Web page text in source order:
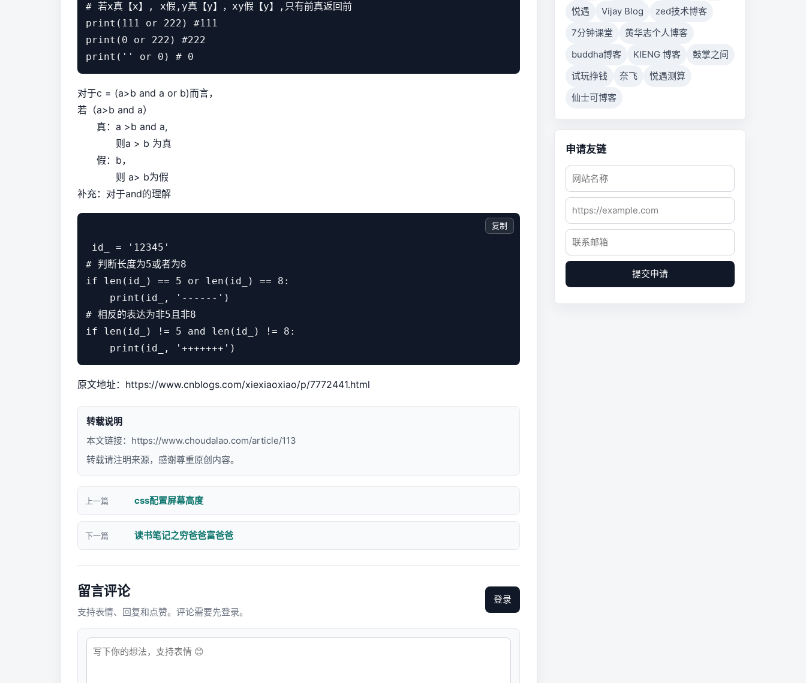
# 若x真【x】, x假,y真【y】，xy假【y】,只有前真返回前
print(111 or 222) #111
print(0 or 222) #222
对于c = (a>b and a or b)而言，
若（a>b and a）
真：a >b and a,
则a > b 为真
假：b，
则 a> b为假
补充：对于and的理解
id_ = '12345'
# 判断长度为5或者为8
if len(id_) == 5 or len(id_) == 8:
    print(id_, '------')
# 相反的表达为非5且非8
if len(id_) != 5 and len(id_) != 8:
复制
原文地址： https://www.cnblogs.com/xiexiaoxiao/p/7772441.html
转载说明
本文链接： https://www.choudalao.com/article/113
转载请注明来源，感谢尊重原创内容。
上一篇 css配置屏幕高度
下一篇 读书笔记之穷爸爸富爸爸
留言评论
支持表情、回复和点赞。评论需要先登录。
登录
悦遇
Vijay Blog
zed技术博客
7分钟课堂
黄华志个人博客
buddha博客
KIENG 博客
鼓掌之间
试玩挣钱
奈飞
悦遇测算
仙士可博客
申请友链
提交申请